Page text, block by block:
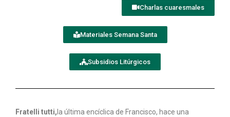
Charlas cuaresmales
Materiales Semana Santa
Subsidios Litúrgicos
Fratelli tutti, la última encíclica de Francisco, hace una